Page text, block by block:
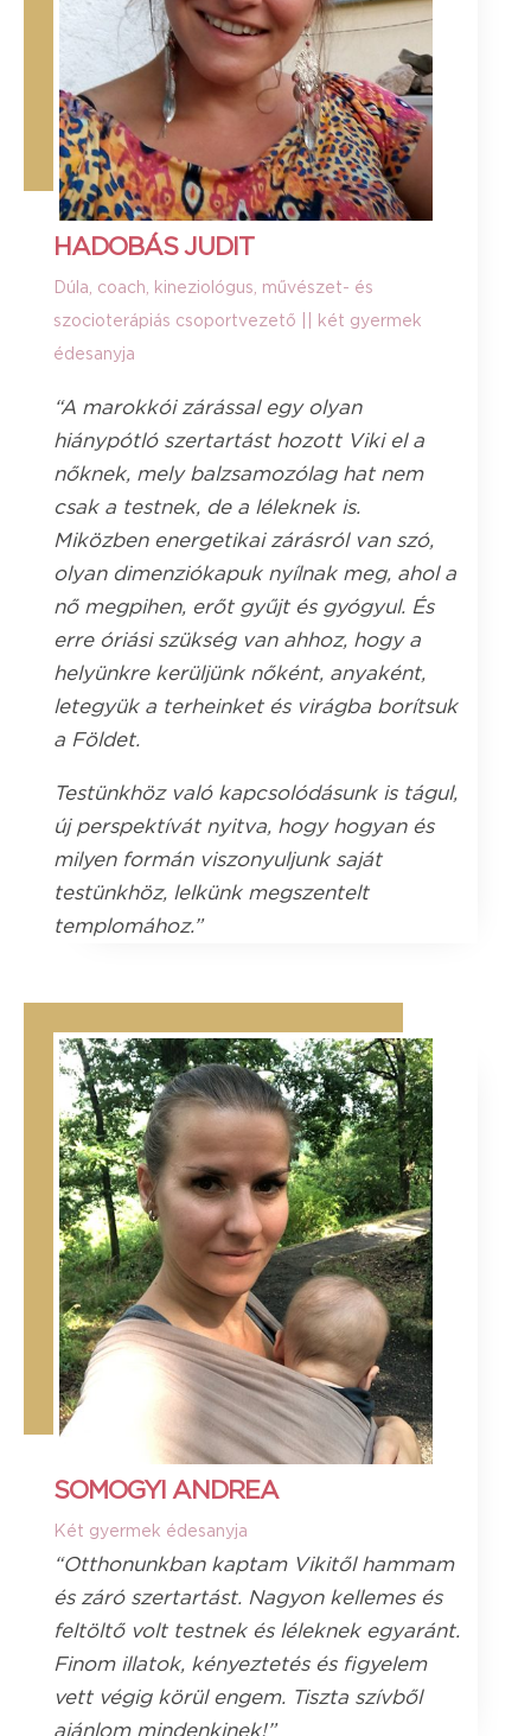
HADOBÁS JUDIT
Dúla, coach, kineziológus, művészet- és
szocioterápiás csoportvezető || két gyermek
édesanyja
“A marokkói zárással egy olyan
hiánypótló szertartást hozott Viki el a
nőknek, mely balzsamozólag hat nem
csak a testnek, de a léleknek is.
Miközben energetikai zárásról van szó,
olyan dimenziókapuk nyílnak meg, ahol a
nő megpihen, erőt gyűjt és gyógyul. És
erre óriási szükség van ahhoz, hogy a
helyünkre kerüljünk nőként, anyaként,
letegyük a terheinket és virágba borítsuk
a Földet.
Testünkhöz való kapcsolódásunk is tágul,
új perspektívát nyitva, hogy hogyan és
milyen formán viszonyuljunk saját
testünkhöz, lelkünk megszentelt
templomához.”
SOMOGYI ANDREA
Két gyermek édesanyja
“Otthonunkban kaptam Vikitől hammam
és záró szertartást. Nagyon kellemes és
feltöltő volt testnek és léleknek egyaránt.
Finom illatok, kényeztetés és figyelem
vett végig körül engem. Tiszta szívből
ajánlom mindenkinek!”